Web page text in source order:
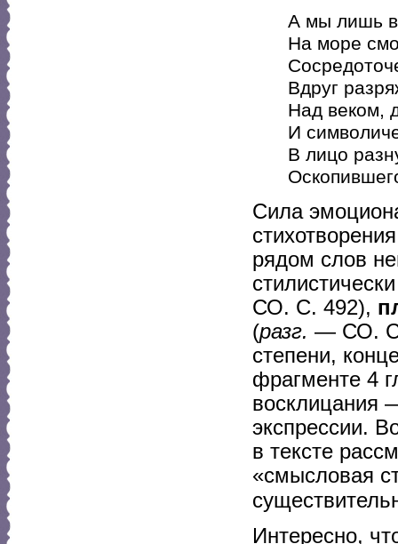
А мы лишь
На море
Вдруг
Над веком,
И
В лицо
Сила
рядом слов
СО. С. 492),
(разг. — СО.
степени,
фрагменте 4
восклицания
экспрессии.
в тексте
«смысловая
Интересно,